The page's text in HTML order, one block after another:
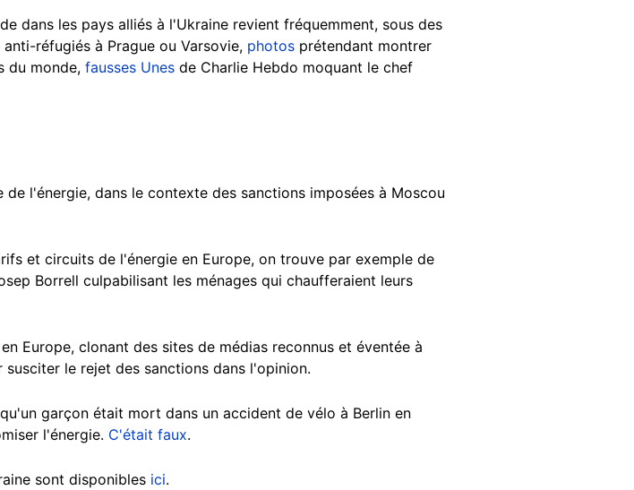
dans les pays alliés à l'Ukraine revient fréquemment, sous des
réfugiés à Prague ou Varsovie, photos prétendant montrer
du monde, fausses Unes de Charlie Hebdo moquant le chef
l'énergie, dans le contexte des sanctions imposées à Moscou
et circuits de l'énergie en Europe, on trouve par exemple de
Borrell culpabilisant les ménages qui chaufferaient leurs
Europe, clonant des sites de médias reconnus et éventée à
le rejet des sanctions dans l'opinion.
garçon était mort dans un accident de vélo à Berlin en
l'énergie. C'était faux.
sont disponibles ici.